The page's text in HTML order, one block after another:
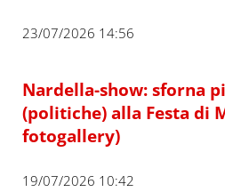
23/07/2026 14:56
Nardella-show: sforna
(politiche) alla Festa di
fotogallery)
19/07/2026 10:42